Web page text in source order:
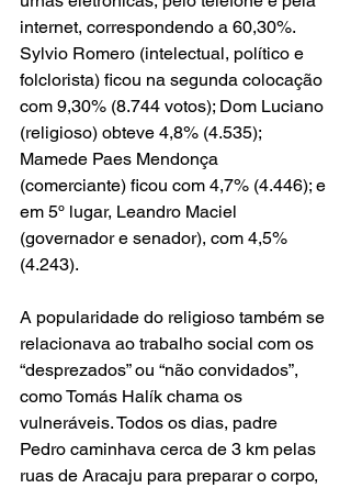
internet, correspondendo a 60,30%.
Sylvio Romero (intelectual, político e
folclorista) ficou na segunda colocação
com 9,30% (8.744 votos); Dom Luciano
(religioso) obteve 4,8% (4.535);
Mamede Paes Mendonça
(comerciante) ficou com 4,7% (4.446); e
em 5º lugar, Leandro Maciel
(governador e senador), com 4,5%
(4.243).
A popularidade do religioso também se
relacionava ao trabalho social com os
“desprezados” ou “não convidados”,
como Tomás Halík chama os
vulneráveis. Todos os dias, padre
Pedro caminhava cerca de 3 km pelas
ruas de Aracaju para preparar o corpo,